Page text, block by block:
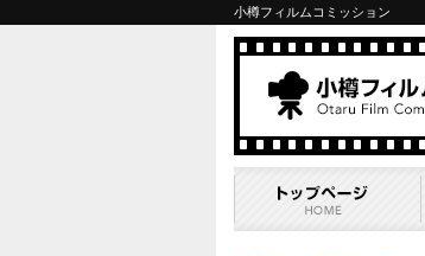
小樽フィルムコミッション